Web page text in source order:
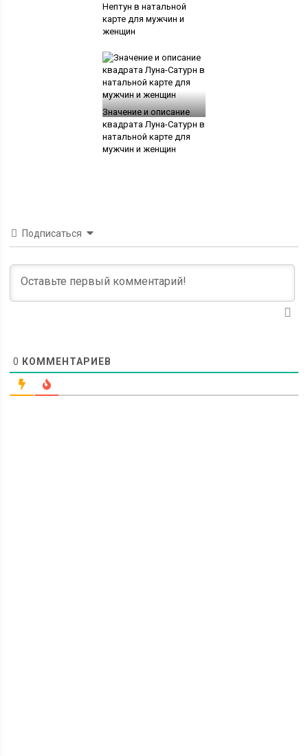
Нептун в натальной
карте для мужчин и
женщин
Значение и описание
квадрата Луна-Сатурн в
натальной карте для
мужчин и женщин
Подписаться
0 КОММЕНТАРИЕВ